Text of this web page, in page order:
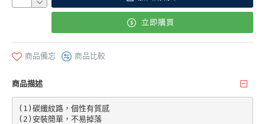
立即購買
商品備忘 商品比較
商品描述
(1)碳纖紋路，個性有質感
(2)安裝簡單，不易掉落